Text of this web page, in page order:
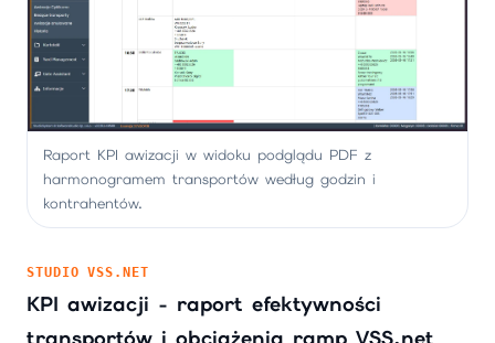
Raport KPI awizacji w widoku podglądu PDF z
harmonogramem transportów według godzin i
kontrahentów.
STUDIO VSS.NET
KPI awizacji - raport efektywności